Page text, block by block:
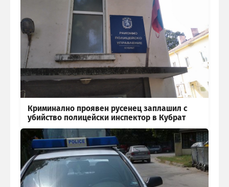
Криминално проявен русенец заплашил с
убийство полицейски инспектор в Кубрат